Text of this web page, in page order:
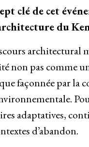
clé de cet
du
architectural
non pas comme
façonnée par la
adaptatives,
d’abandon.